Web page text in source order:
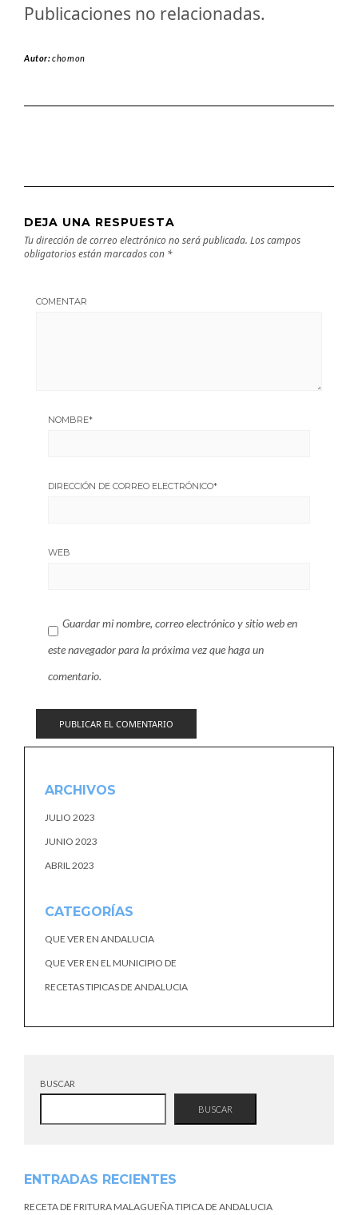
Publicaciones no relacionadas.
Autor:chomon
DEJA UNA RESPUESTA
Tu dirección de correo electrónico no será publicada. Los campos
obligatorios están marcados con *
COMENTAR
NOMBRE*
DIRECCIÓN DE CORREO ELECTRÓNICO*
WEB
Guardar mi nombre, correo electrónico y sitio web en
este navegador para la próxima vez que haga un
comentario.
ARCHIVOS
JULIO 2023
JUNIO 2023
ABRIL 2023
CATEGORÍAS
QUE VER EN ANDALUCIA
QUE VER EN EL MUNICIPIO DE
RECETAS TIPICAS DE ANDALUCIA
BUSCAR
BUSCAR
ENTRADAS RECIENTES
RECETA DE FRITURA MALAGUEÑA TIPICA DE ANDALUCIA